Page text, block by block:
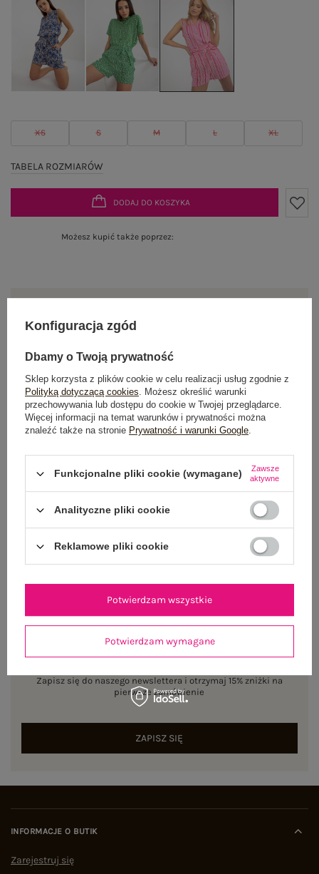
XS S M L XL
TABELA ROZMIARÓW
DODAJ DO KOSZYKA
Możesz kupić także poprzez:
GŁÓWNE PARAMETRY
OPINIE O PRODUKCIE (0)
WYSYŁKA I DOSTAWA
NEWSLETTER
Zapisz się do naszego newslettera i otrzymaj 15% zniżki na
pierwsze zamówienie
ZAPISZ SIĘ
INFORMACJE O BUTIK
Zarejestruj się
Konfiguracja zgód
Dbamy o Twoją prywatność
Sklep korzysta z plików cookie w celu realizacji usług zgodnie z
Polityką dotyczącą cookies. Możesz określić warunki
przechowywania lub dostępu do cookie w Twojej przeglądarce.
Więcej informacji na temat warunków i prywatności można
znaleźć także na stronie Prywatność i warunki Google.
Funkcjonalne pliki cookie (wymagane)
Zawsze
aktywne
Analityczne pliki cookie
Reklamowe pliki cookie
Potwierdzam wymagane
Potwierdzam wszystkie